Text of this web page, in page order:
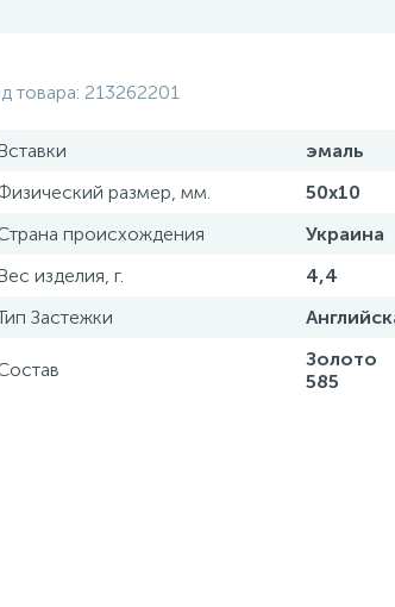
товара: 213262201
эмаль
размер, мм.
50х10
происхождения
Украина
изделия, г.
4,4
Застежки
Золото
585